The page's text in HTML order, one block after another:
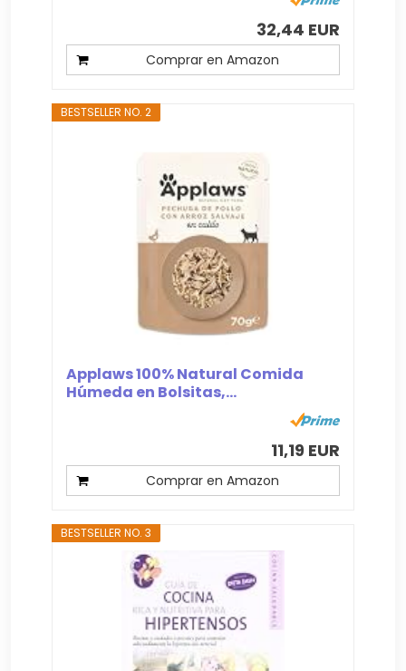
32,44 EUR
Comprar en Amazon
BESTSELLER NO. 2
Applaws 100% Natural Comida
Húmeda en Bolsitas,...
11,19 EUR
Comprar en Amazon
BESTSELLER NO. 3